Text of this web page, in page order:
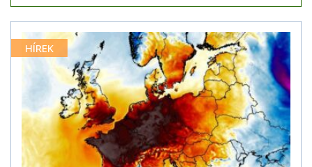
HÍREK